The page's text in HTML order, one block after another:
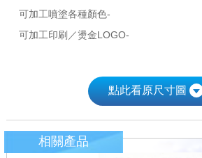
可加工噴塗各種顏色-
可加工印刷／燙金LOGO-
點此看原尺寸圖
相關產品